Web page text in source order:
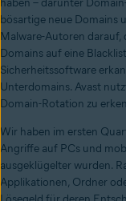
haben – darunter
bösartige neue Domains
Malware-Autoren
Domains auf eine
Sicherheitssoftware
Unterdomains. Avast
Domain-Rotation zu
Wir haben im ersten
Angriffe auf PCs und
ausgeklügelter wurden.
Applikationen, Ordner